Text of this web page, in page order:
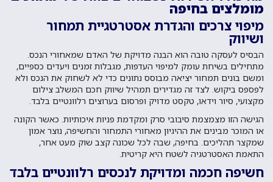
מומלצים בחיפה
מיפוי צרכים והגדרת אסטרטגיית תמחור
ושיווק
הבסיס לעסקה טובה הוא הבנה מדויקת של האדם שמאחורי הנכס.
מתחילים בשיחת עומק למיפוי העדפות, מגבלות זמנים ויעדים כספיים,
ומשם בונים תמחור יציאה מבוסס נתונים כדי לא לשחוק את הנכס ולא
לפספס ביקוש. לצד זה מגדירים תמהיל שיווק חכם המשלב צילום
מקצועי, סיור וידאו, טקסט מדויק ופרסום בערוצים רלוונטיים בלבד.
הגישה הזו מצמצמת סיבובי סרק ומקדמת פניות איכותיות. כאשר הקונה
או המוכר מבינים את ההיגיון מאחורי התמחור והחשיפה, נוצר אמון
שמקצר תהליכים. בחיפה, שבה לכל שכונה קצב שוק מעט אחר,
התאמת האסטרטגיה לשטח היא קריטית.
חשיפה חכמה ומדויקת לנכסים רלוונטיים בלבד